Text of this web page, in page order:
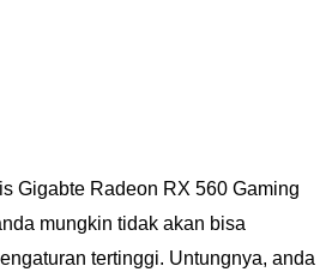
Gigabte Radeon RX 560 Gaming
mungkin tidak akan bisa
tertinggi. Untungnya, anda